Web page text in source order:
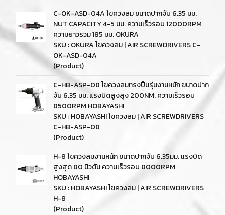
C-OK-ASD-04A ไขควงลม ขนาดปากจับ 6.35 มม.
NUT CAPACITY 4-5 มม. ความเร็วรอบ 12000RPM
ความยาวรวม 185 มม. OKURA
SKU : OKURA ไขควงลม | AIR SCREWDRIVERS C-
OK-ASD-04A
(Product)
C-HB-ASP-08 ไขควงลมทรงปืนรุ่นงานหนัก ขนาดปาก
จับ 6.35 มม. แรงบิดสูงสุง 200NM. ความเร็วรอบ
8500RPM HOBAYASHI
SKU : HOBAYASHI ไขควงลม | AIR SCREWDRIVERS
C-HB-ASP-08
(Product)
H-8 ไขควงลมงานหนัก ขนาดปากจับ 6.35มม. แรงบิด
สูงสุด 80 นิวตัน ความเร็วรอบ 8000RPM
HOBAYASHI
SKU : HOBAYASHI ไขควงลม | AIR SCREWDRIVERS
H-8
(Product)